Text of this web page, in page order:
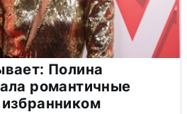
Полина
романтичные